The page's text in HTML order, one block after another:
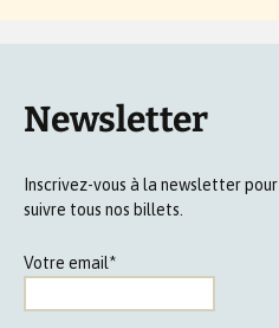
Newsletter
Inscrivez-vous à la newsletter pour
suivre tous nos billets.
Votre email*